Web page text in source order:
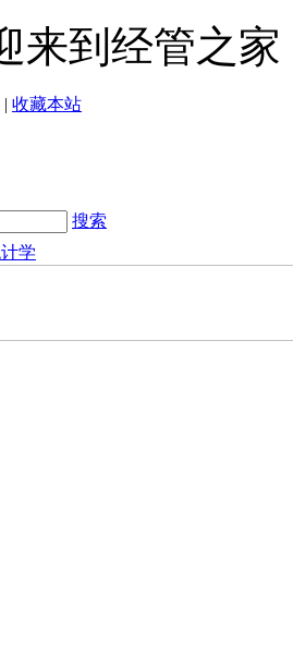
来到经管之家
| 收藏本站
搜索
学